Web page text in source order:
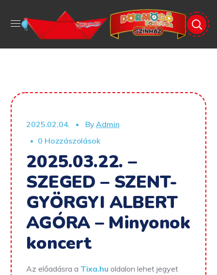
2025.02.04. ByAdmin
0 Hozzászolások
2025.03.22. –
SZEGED – SZENT-
GYÖRGYI ALBERT
AGÓRA – Minyonok
koncert
Az előadásra a Tixa.huoldalon lehet jegyet